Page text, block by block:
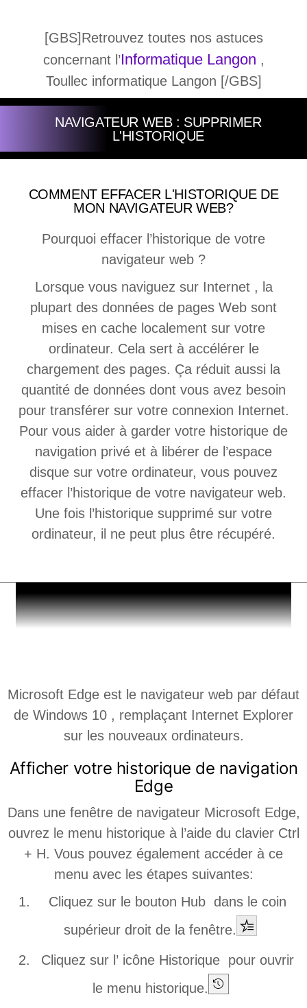
[GBS]Retrouvez toutes nos astuces
concernant l’Informatique Langon ,
Toullec informatique Langon [/GBS]
NAVIGATEUR WEB : SUPPRIMER
L'HISTORIQUE
COMMENT EFFACER L'HISTORIQUE DE
MON NAVIGATEUR WEB?
Pourquoi effacer l’historique de votre
navigateur web ?
Lorsque vous naviguez sur Internet , la
plupart des données de pages Web sont
mises en cache localement sur votre
ordinateur. Cela sert à accélérer le
chargement des pages. Ça réduit aussi la
quantité de données dont vous avez besoin
pour transférer sur votre connexion Internet.
Pour vous aider à garder votre historique de
navigation privé et à libérer de l’espace
disque sur votre ordinateur, vous pouvez
effacer l’historique de votre navigateur web.
Une fois l’historique supprimé sur votre
ordinateur, il ne peut plus être récupéré.
Microsoft Edge est le navigateur web par défaut
de Windows 10 , remplaçant Internet Explorer
sur les nouveaux ordinateurs.
Afficher votre historique de navigation
Edge
Dans une fenêtre de navigateur Microsoft Edge,
ouvrez le menu historique à l’aide du clavier Ctrl
+ H. Vous pouvez également accéder à ce
menu avec les étapes suivantes:
Cliquez sur le bouton Hub dans le coin
supérieur droit de la fenêtre.
Cliquez sur l’ icône Historique pour ouvrir
le menu historique.